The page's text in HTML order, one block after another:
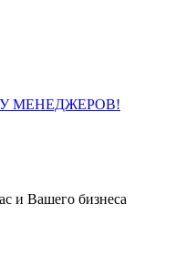
МЕНЕДЖЕРОВ!
и Вашего бизнеса